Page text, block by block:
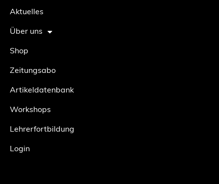
Aktuelles
Über uns
Shop
Zeitungsabo
Artikeldatenbank
Workshops
Lehrerfortbildung
Login